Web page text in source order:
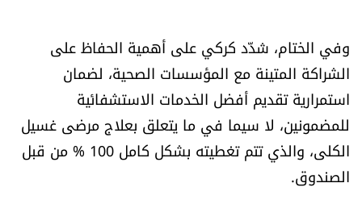
للتاريخ
فيديو
من نحن
وفي الختام، شدّد كركي على أهمية الحفاظ على
الشراكة المتينة مع المؤسسات الصحية، لضمان
استمرارية تقديم أفضل الخدمات الاستشفائية
للمضمونين، لا سيما في ما يتعلق بعلاج مرضى غسيل
الكلى، والذي تتم تغطيته بشكل كامل 100 % من قبل
الصندوق.